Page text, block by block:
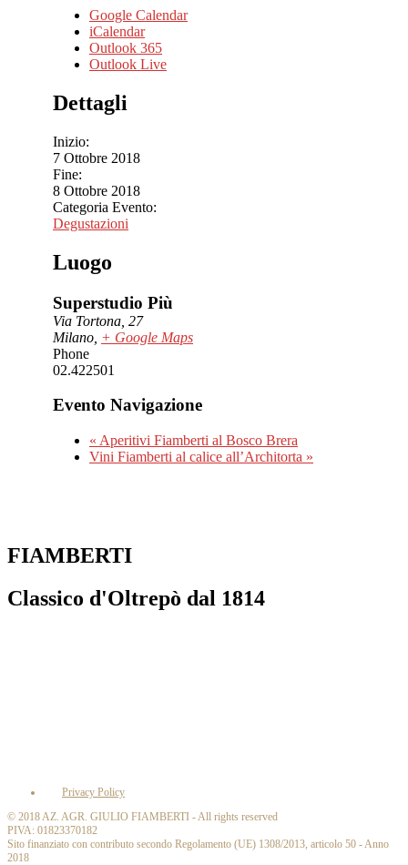
Google Calendar
iCalendar
Outlook 365
Outlook Live
Dettagli
Inizio:
7 Ottobre 2018
Fine:
8 Ottobre 2018
Categoria Evento:
Degustazioni
Luogo
Superstudio Più
Via Tortona, 27
Milano + Google Maps
Phone
02.422501
Evento Navigazione
« Aperitivi Fiamberti al Bosco Brera
Vini Fiamberti al calice all’Architorta »
FIAMBERTI
Classico d'Oltrepò dal 1814
Privacy Policy
© 2018 AZ. AGR. GIULIO FIAMBERTI - All rights reserved
PIVA: 01823370182
Sito finanziato con contributo secondo Regolamento (UE) 1308/2013, articolo 50 - Anno
2018